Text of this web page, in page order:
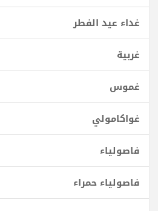
غداء عيد الفطر
غربية
غموس
غواكامولي
فاصولياء
فاصولياء حمراء